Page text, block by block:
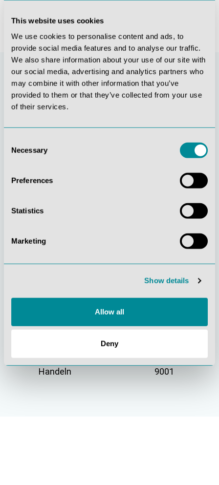
This website uses cookies
We use cookies to personalise content and ads, to
provide social media features and to analyse our traffic.
We also share information about your use of our site with
our social media, advertising and analytics partners who
may combine it with other information that you’ve
provided to them or that they’ve collected from your use
of their services.
Selection
Necessary
Preferences
Statistics
Marketing
Show details
Allow all
Deny
Innovationskraft
Verantwortung
Gelebte
Verständnis für
Nachhaltiges
Handeln
Zertifizierung ISO
9001